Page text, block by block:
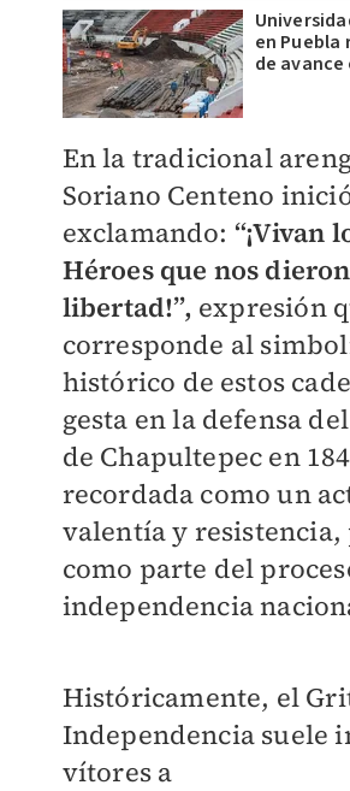
en Puebla
de avance
En la tradicional
Soriano Centeno
exclamando: “¡Vivan
Héroes que nos
libertad!”, expresión
corresponde al
histórico de estos
gesta en la defensa
de Chapultepec en
recordada como un
valentía y resistencia,
como parte del
independencia
Históricamente, el
Independencia suele
vítores a